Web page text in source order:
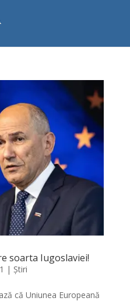
soarta Iugoslaviei!
| Știri
că Uniunea Europeană